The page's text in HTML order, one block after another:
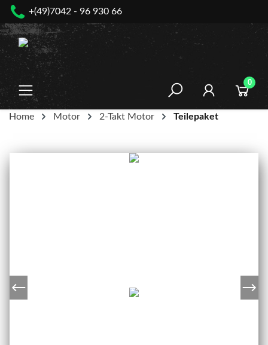
springen
+(49)7042 - 96 930 66
0
Home Motor 2-Takt Motor Teilepaket